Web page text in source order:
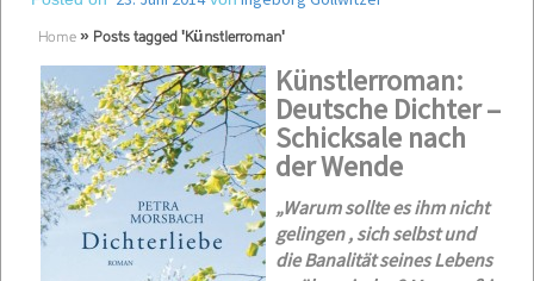
Home » Posts tagged 'Künstlerroman'
Künstlerroman:
Deutsche Dichter –
Schicksale nach
der Wende
„Warum sollte es ihm nicht
gelingen , sich selbst und
die Banalität seines Lebens